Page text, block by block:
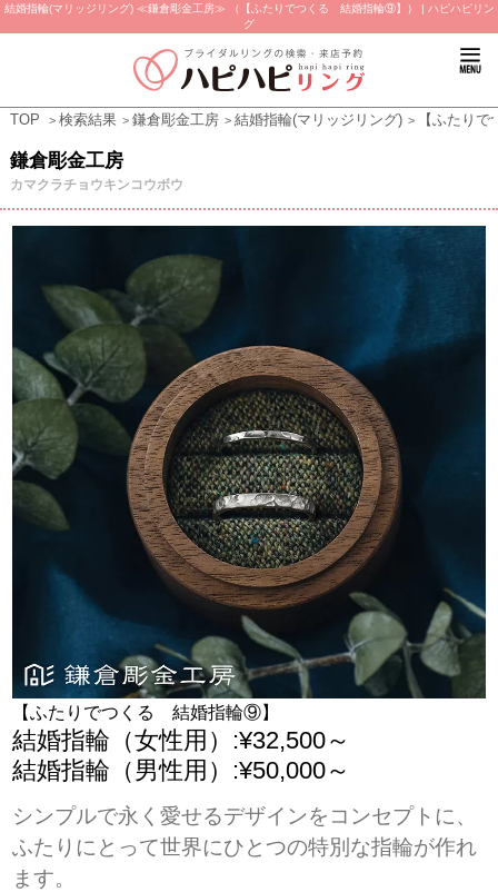
結婚指輪(マリッジリング) ≪鎌倉彫金工房≫ （【ふたりでつくる 結婚指輪⑨】） | ハピハピリン
グ
TOP 検索結果 鎌倉彫金工房 結婚指輪(マリッジリング) 【ふたり
鎌倉彫金工房
カマクラチョウキンコウボウ
【ふたりでつくる 結婚指輪⑨】
結婚指輪（女性用）:¥32,500～
結婚指輪（男性用）:¥50,000～
シンプルで永く愛せるデザインをコンセプトに、
ふたりにとって世界にひとつの特別な指輪が作れ
ます。